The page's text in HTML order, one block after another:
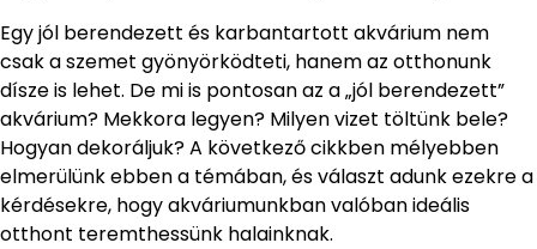
Egy jól berendezett és karbantartott akvárium nem
csak a szemet gyönyörködteti, hanem az otthonunk
dísze is lehet. De mi is pontosan az a „jól berendezett”
akvárium? Mekkora legyen? Milyen vizet töltünk bele?
Hogyan dekoráljuk? A következő cikkben mélyebben
elmerülünk ebben a témában, és választ adunk ezekre a
kérdésekre, hogy akváriumunkban valóban ideális
otthont teremthessünk halainknak.